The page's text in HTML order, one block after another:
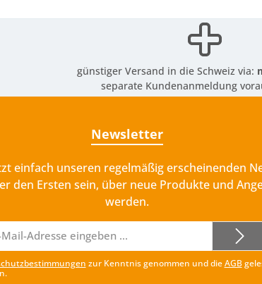
günstiger Versand in die Schweiz via:
separate Kundenanmeldung
Newsletter
einfach unseren regelmäßig erscheinenden
den Ersten sein, über neue Produkte und
werden.
Mail-
Adresse*
zur Kenntnis genommen und dieAGB